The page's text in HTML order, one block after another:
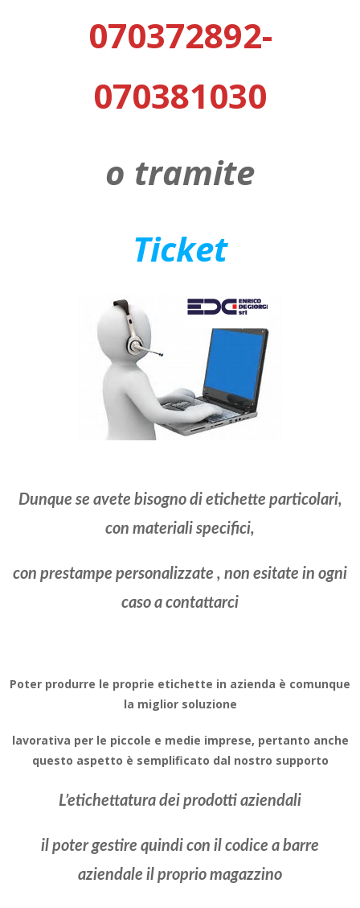
070372892-
070381030
o tramite
Ticket
Dunque se avete bisogno di etichette particolari,
con materiali specifici,
con prestampe personalizzate , non esitate in ogni
caso a contattarci
Poter produrre le proprie etichette in azienda è comunque
la miglior soluzione
lavorativa per le piccole e medie imprese, pertanto anche
questo aspetto è semplificato dal nostro supporto
L’etichettatura dei prodotti aziendali
il poter gestire quindi con il codice a barre
aziendale il proprio magazzino